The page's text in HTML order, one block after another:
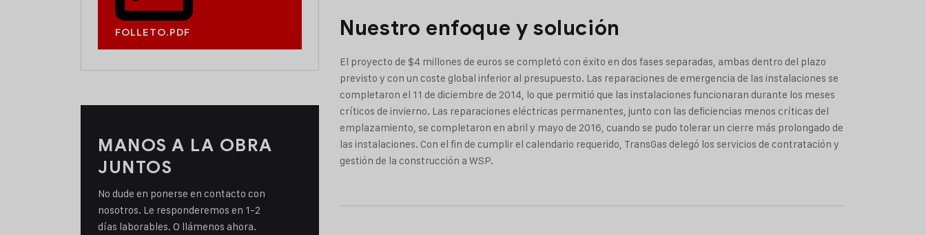
FOLLETO.PDF
MANOS A LA OBRA
JUNTOS
No dude en ponerse en contacto con
nosotros. Le responderemos en 1-2
días laborables. O llámenos ahora.
Nuestro enfoque y solución
El proyecto de $4 millones de euros se completó con éxito en dos fases separadas, ambas dentro del plazo
previsto y con un coste global inferior al presupuesto. Las reparaciones de emergencia de las instalaciones se
completaron el 11 de diciembre de 2014, lo que permitió que las instalaciones funcionaran durante los meses
críticos de invierno. Las reparaciones eléctricas permanentes, junto con las deficiencias menos críticas del
emplazamiento, se completaron en abril y mayo de 2016, cuando se pudo tolerar un cierre más prolongado de
las instalaciones. Con el fin de cumplir el calendario requerido, TransGas delegó los servicios de contratación y
gestión de la construcción a WSP.